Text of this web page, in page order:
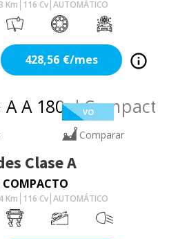
Km 116 Cv AUTOMÁTICO
428,56 €/mes
VO
Comparar
Clase A
COMPACTO
Km 116 Cv AUTOMÁTICO